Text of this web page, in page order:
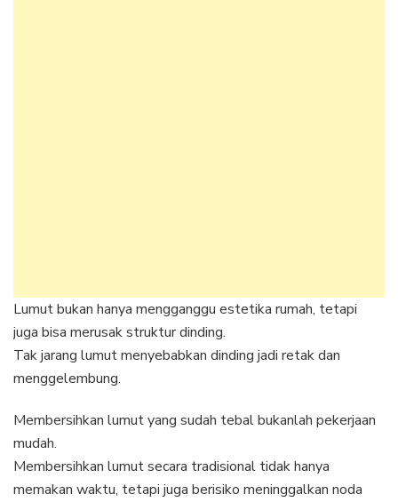
Lumut bukan hanya mengganggu estetika rumah, tetapi
juga bisa merusak struktur dinding.
Tak jarang lumut menyebabkan dinding jadi retak dan
menggelembung.
Membersihkan lumut yang sudah tebal bukanlah pekerjaan
mudah.
Membersihkan lumut secara tradisional tidak hanya
memakan waktu, tetapi juga berisiko meninggalkan noda